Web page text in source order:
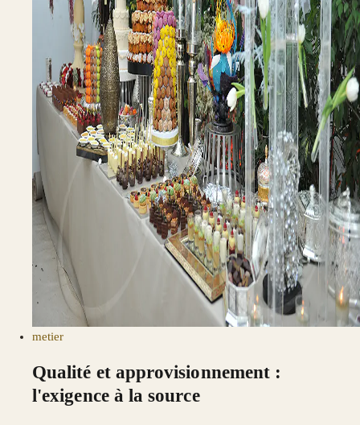
metier
Qualité et approvisionnement :
l'exigence à la source